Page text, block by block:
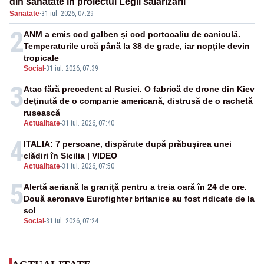
Sanatate·31 iul. 2026, 07:29
2
Social -31 iul. 2026, 07:39
ANM a emis cod galben și cod portocaliu de caniculă.
Temperaturile urcă până la 38 de grade, iar nopțile devin
tropicale
3
Actualitate-31 iul. 2026, 07:40
Atac fără precedent al Rusiei. O fabrică de drone din Kiev
deținută de o companie americană, distrusă de o rachetă
rusească
4Actualitate-31 iul. 2026, 07:50
ITALIA: 7 persoane, dispărute după prăbușirea unei
clădiri în Sicilia | VIDEO
5
Social -31 iul. 2026, 07:24
Alertă aeriană la graniță pentru a treia oară în 24 de ore.
Două aeronave Eurofighter britanice au fost ridicate de la
sol